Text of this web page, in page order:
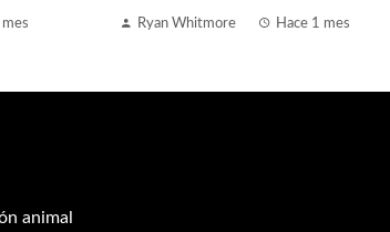
mes Ryan Whitmore Hace 1 mes
animal